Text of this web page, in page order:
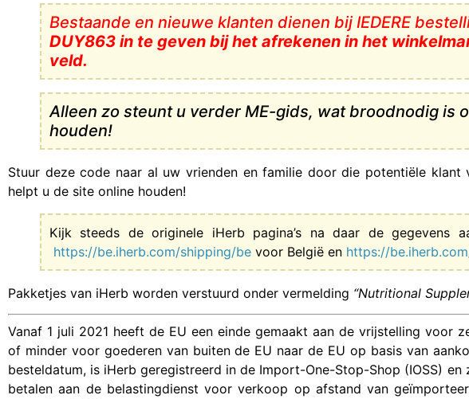
Bestaande en nieuwe klanten dienen bij IEDERE
DUY863 in te geven bij het afrekenen in het
veld.
Alleen zo steunt u verder ME-gids, wat broodnodig is
houden!
Stuur deze code naar al uw vrienden en familie door die potentiële klant
helpt u de site online houden!
Kijk steeds de originele iHerb pagina’s na daar de gegevens
https://be.iherb.com/shipping/be voor België en https://
Pakketjes van iHerb worden verstuurd onder vermelding “Nutritional
Vanaf 1 juli 2021 heeft de EU een einde gemaakt aan de vrijstelling voor
of minder voor goederen van buiten de EU naar de EU op basis van
besteldatum, is iHerb geregistreerd in de Import-One-Stop-Shop (IOSS)
betalen aan de belastingdienst voor verkoop op afstand van